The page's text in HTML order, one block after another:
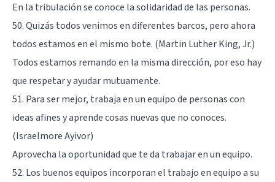
En la tribulación se conoce la solidaridad de las personas.
50. Quizás todos venimos en diferentes barcos, pero ahora
todos estamos en el mismo bote. (Martin Luther King, Jr.)
Todos estamos remando en la misma dirección, por eso hay
que respetar y ayudar mutuamente.
51. Para ser mejor, trabaja en un equipo de personas con
ideas afines y aprende cosas nuevas que no conoces.
(Israelmore Ayivor)
Aprovecha la oportunidad que te da trabajar en un equipo.
52. Los buenos equipos incorporan el trabajo en equipo a su